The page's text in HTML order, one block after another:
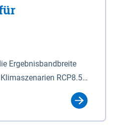
Ergebnisbandbreite
RCP8.5
Winterhalbjahr